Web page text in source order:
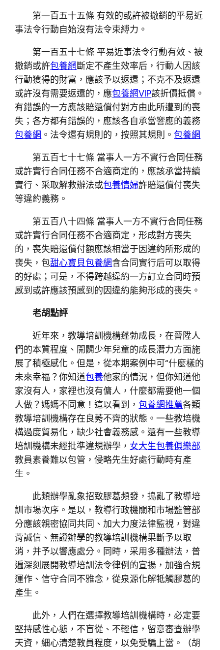
第一百五十五條 有效的或許被撤銷的平易近
事法令行動自始沒有法令束縛力。
第一百五十七條 平易近事法令行動有效、被
撤銷或許包養網斷定不產生效率后，行動人因該
行動獲得的財富，應該予以返還；不克不及返還
或許沒有需要返還的，應包養網VIP該折價抵償。
有錯誤的一方應該賠還償付對方由此所遭到的喪
失；各方都有錯誤的，應該各自承當響應的義務
包養網 。法令還有規則的，按照其規則。包養網
第五百七十七條 當事人一方不實行合同任務
或許實行合同任務不合適商定的，應該承當持續
實行、采取解救辦法或包養情婦許賠還償付喪失
等違約義務。
第五百八十四條 當事人一方不實行合同任務
或許實行合同任務不合適商定，形成對方喪失
的，喪失賠還償付額應該相當于因違約所形成的
喪失，包甜心寶貝包養網含合同實行后可以取得
的好處；可是，不得跨越違約一方訂立合同時預
感到或許應該預感到的因違約能夠形成的喪失。
老胡點評
近年來，教導培訓機構蓬勃成長，在晉陞人
們的本質程度、開闢少年兒童的成長潛力方面施
展了積極感化。但是，從本期案例中可“什麼樣的
未來幸福？你知道包養他家的情況，但你知道他
家沒有人，家裡也沒有傭人，什麼都需要他一個
人做？媽媽不同意！這以看到，包養網推薦各類
教導培訓機構存在良莠不齊的狀態。一些教培機
構過度貿易化，缺少社會義務感。還有一些教導
培訓機構未經批準違規辦學， 女大生包養俱樂部
教員素養難以包管，侵略先生好處行動時有產
生。
此類辦學亂象招致膠葛頻發，搗亂了教導培
訓市場次序。是以，教導行政機關和市場監管部
分應該親密協同共同、加大力度法律監視，對違
背誠信、無證辦學的教導培訓機構果斷予以取
消，并予以響應處分。同時，采用多種辦法，普
遍深刻展開教導培訓法令律例的宣揚，加強合規
運作、信守合同不雅念，從泉源化解牴觸膠葛的
產生。
此外，人們在選擇教導培訓機構時，必定要
堅持感性心態，不盲從、不輕信，留意審查辦學
天資，細心清楚教員程度，以免受騙上當。（胡